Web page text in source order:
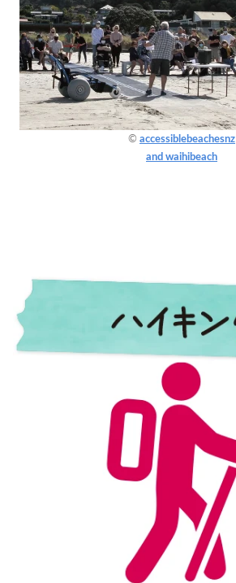
© accessiblebeachesnz
and waihibeach